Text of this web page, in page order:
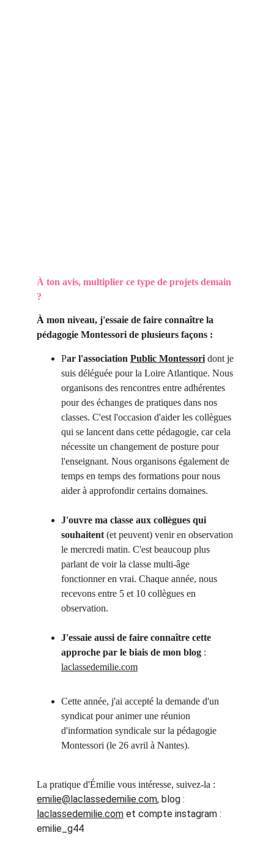
À ton avis, multiplier ce type de projets demain
?
À mon niveau, j'essaie de faire connaître la
pédagogie Montessori de plusieurs façons :
Par l'association Public Montessori dont je
suis déléguée pour la Loire Atlantique. Nous
organisons des rencontres entre adhérentes
pour des échanges de pratiques dans nos
classes. C'est l'occasion d'aider les collègues
qui se lancent dans cette pédagogie, car cela
nécessite un changement de posture pour
l'enseignant. Nous organisons également de
temps en temps des formations pour nous
aider à approfondir certains domaines.
J'ouvre ma classe aux collègues qui
souhaitent (et peuvent) venir en observation
le mercredi matin. C'est beaucoup plus
parlant de voir la classe multi-âge
fonctionner en vrai. Chaque année, nous
recevons entre 5 et 10 collègues en
observation.
J'essaie aussi de faire connaître cette
approche par le biais de mon blog :
laclassedemilie.com
Cette année, j'ai accepté la demande d'un
syndicat pour animer une réunion
d'information syndicale sur la pédagogie
Montessori (le 26 avril à Nantes).
La pratique d'Émilie vous intéresse, suivez-la :
emilie@laclassedemilie.com, blog :
laclassedemilie.com et compte instagram :
emilie_g44